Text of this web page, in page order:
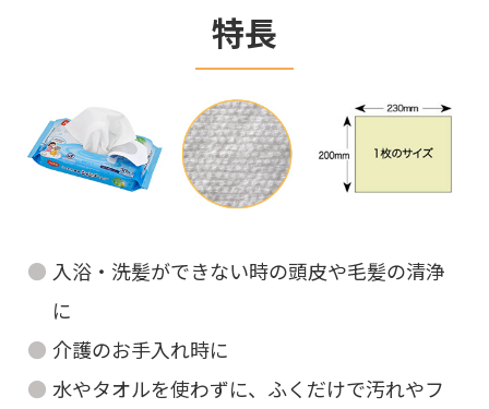
特長
入浴・洗髪ができない時の頭皮や毛髪の清浄
に
介護のお手入れ時に
水やタオルを使わずに、ふくだけで汚れやフ